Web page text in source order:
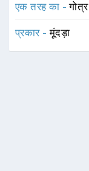
एक तरह का -गोत्र
प्रकार -मूंदड़ा